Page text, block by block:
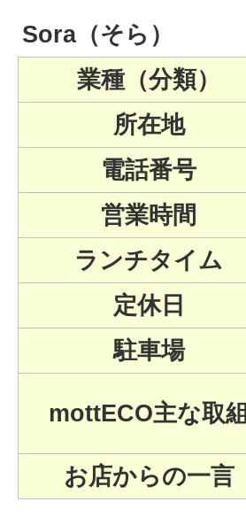
Sora（そら）
業種（分類）
所在地
電話番号
営業時間
ランチタイム
定休日
駐車場
mottECO主な取組
お店からの一言